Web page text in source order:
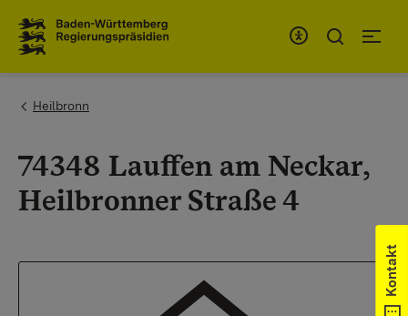
You are here:
Heilbronn
74348 Lauffen am Neckar,
Heilbronner Straße 4
Kontakt